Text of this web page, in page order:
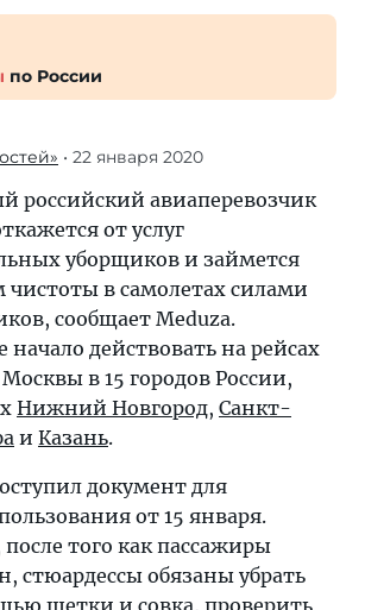
по России
• 22 января 2020
российский авиаперевозчик
от услуг
уборщиков и займется
чистоты в самолетах силами
сообщает Meduza.
начало действовать на рейсах
в 15 городов России,
Нижний Новгород, Санкт-
и Казань.
документ для
от 15 января.
после того как пассажиры
стюардессы обязаны убрать
щетки и совка, проверить